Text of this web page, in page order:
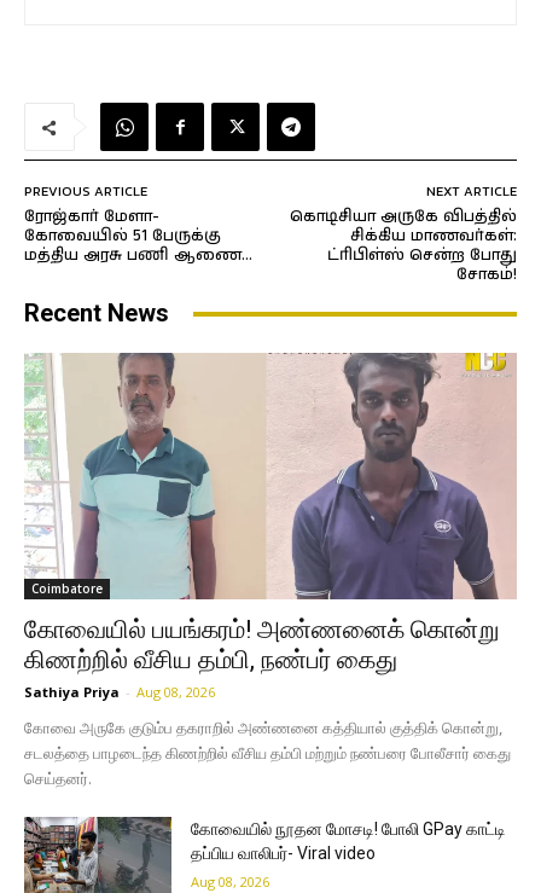
PREVIOUS ARTICLE
ரோஜ்கார் மேளா-
கோவையில் 51 பேருக்கு
மத்திய அரசு பணி ஆணை…
NEXT ARTICLE
கொடிசியா அருகே விபத்தில்
சிக்கிய மாணவர்கள்:
ட்ரிபிள்ஸ் சென்ற போது
சோகம்!
Recent News
Coimbatore
கோவையில் பயங்கரம்! அண்ணனைக் கொன்று
கிணற்றில் வீசிய தம்பி, நண்பர் கைது
Sathiya Priya - Aug 08, 2026
கோவை அருகே குடும்ப தகராறில் அண்ணனை கத்தியால் குத்திக் கொன்று,
சடலத்தை பாழடைந்த கிணற்றில் வீசிய தம்பி மற்றும் நண்பரை போலீசார் கைது
செய்தனர்.
கோவையில் நூதன மோசடி! போலி GPay காட்டி
தப்பிய வாலிபர்- Viral video
Aug 08, 2026